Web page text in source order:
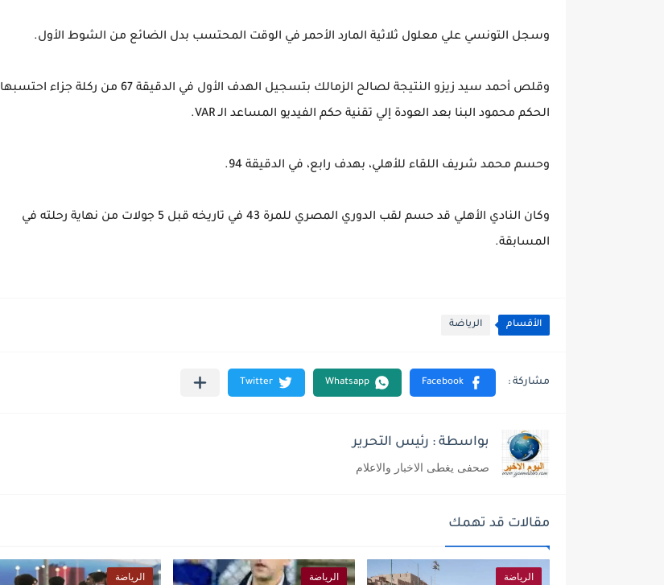
وسجل التونسي علي معلول ثلاثية المارد الأحمر في الوقت المحتسب بدل الضائع من الشوط الأول.
وقلص أحمد سيد زيزو النتيجة لصالح الزمالك بتسجيل الهدف الأول في الدقيقة 67 من ركلة جزاء احتسبها
الحكم محمود البنا بعد العودة إلي تقنية حكم الفيديو المساعد الـ VAR.
وحسم محمد شريف اللقاء للأهلي، بهدف رابع، في الدقيقة 94.
وكان النادي الأهلي قد حسم لقب الدوري المصري للمرة 43 في تاريخه قبل 5 جولات من نهاية رحلته في
المسابقة.
الأقسام الرياضة
بواسطة : رئيس التحرير
صحفى يغطى الاخبار والاعلام
مقالات قد تهمك
الرياضة الرياضة الرياضة